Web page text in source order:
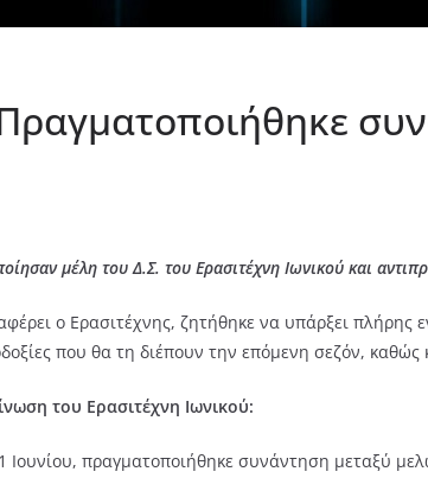
μέλη του Δ.Σ. του Ερασιτέχνη Ιωνικού και
ο Ερασιτέχνης, ζητήθηκε να υπάρξει
που θα τη διέπουν την επόμενη σεζόν,
του Ερασιτέχνη Ιωνικού:
Ιουνίου, πραγματοποιήθηκε συνάντηση μεταξύ